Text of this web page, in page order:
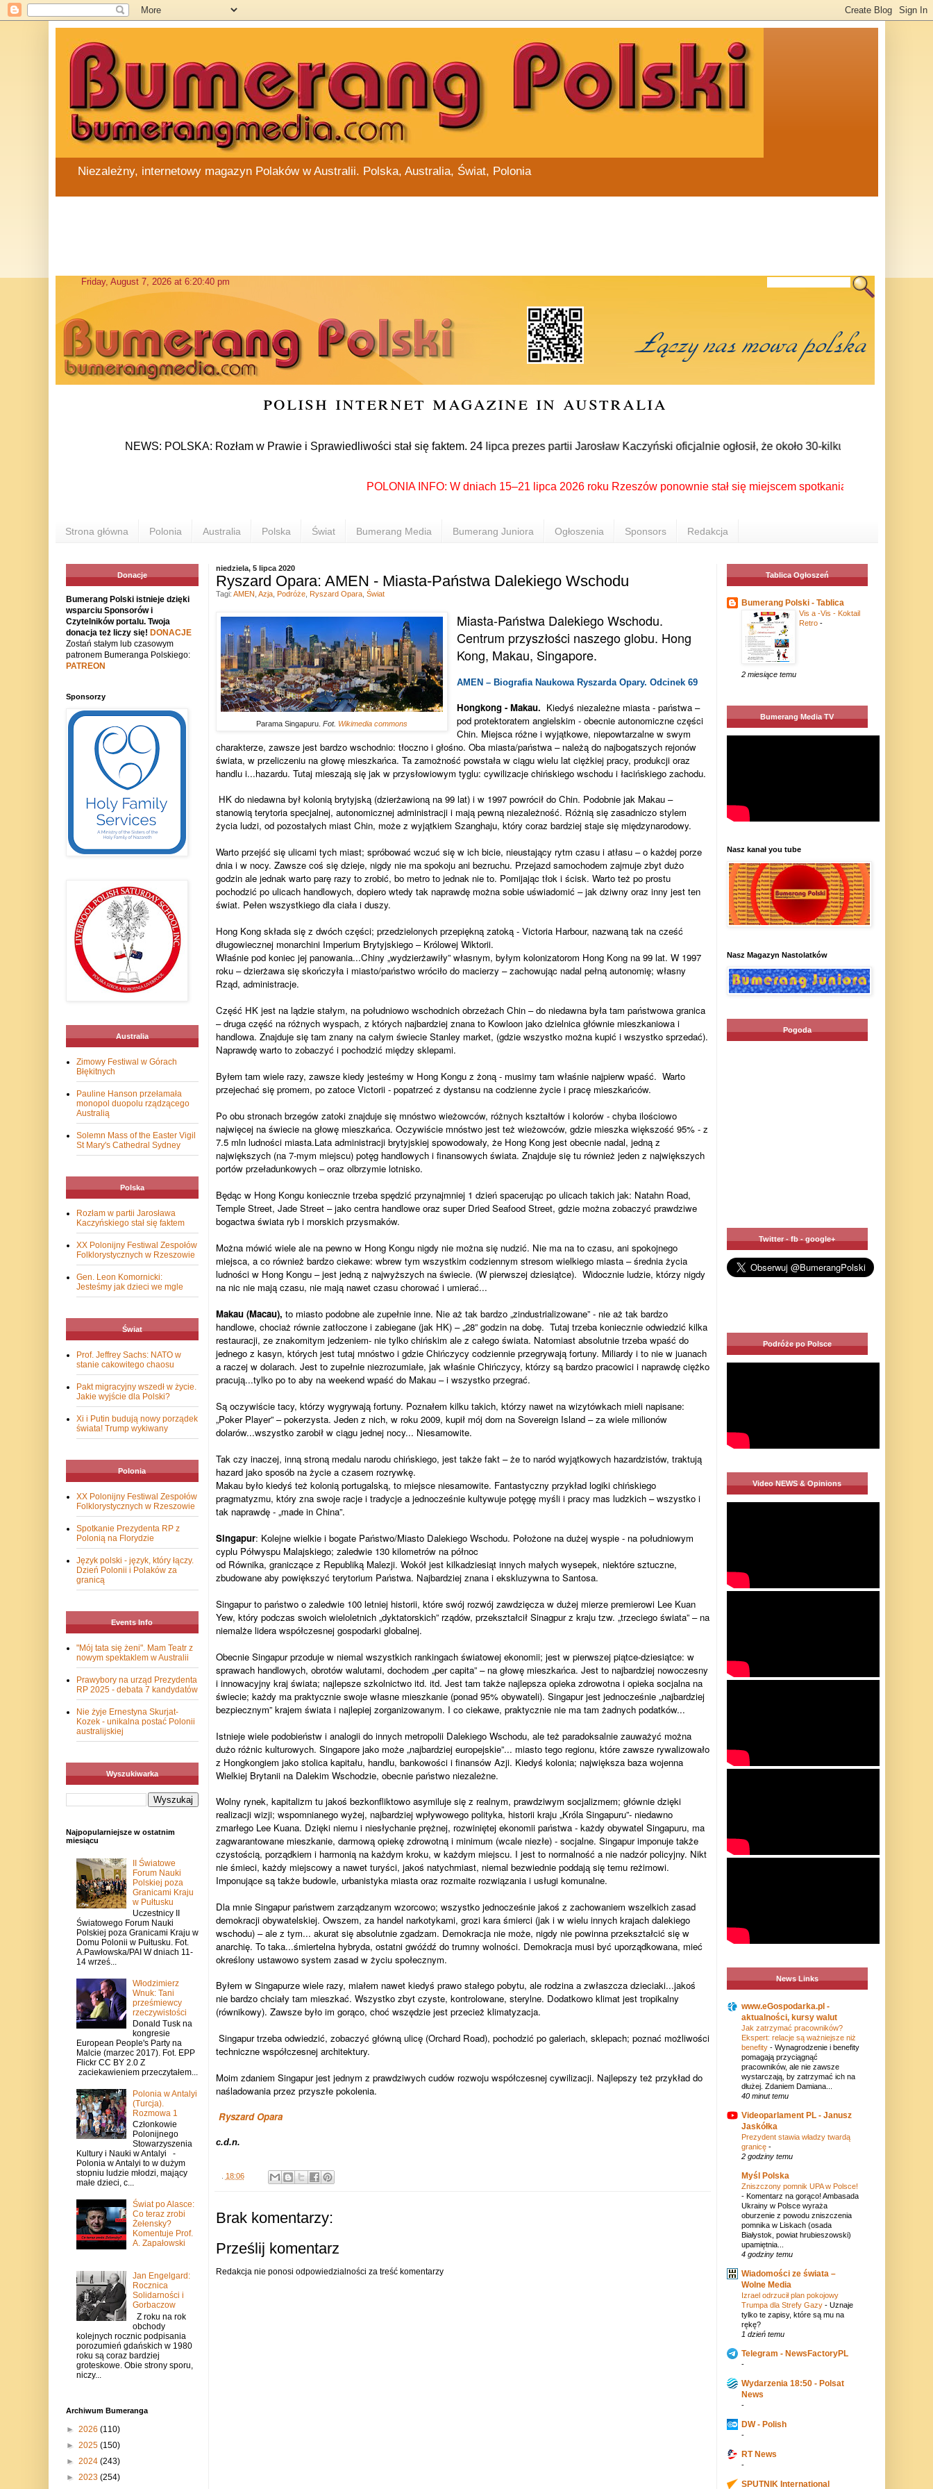
Niezależny, internetowy magazyn Polaków w Australii. Polska, Australia, Świat, Polonia
polish internet magazine in australia
NEWS: POLSKA: Rozłam w Prawie i Sprawiedliwości stał się faktem. 24 lipca prezes partii Jarosław Kaczyński oficjalnie ogłosił, że około 30-kilku posłów
POLONIA INFO: W dniach 15–21 lipca 2026 roku Rzeszów ponownie stał się miejscem spotkania Polonii z
Strona główna Polonia Australia Polska Świat Bumerang Media Bumerang Juniora Ogłoszenia Sponsors Redakcja
niedziela, 5 lipca 2020
Ryszard Opara: AMEN - Miasta-Państwa Dalekiego Wschodu
Parama Singapuru. Fot. Wikimedia commons
Miasta-Państwa Dalekiego Wschodu.
Centrum przyszłości naszego globu. Hong
Kong, Makau, Singapore.
AMEN – Biografia Naukowa Ryszarda Opary. Odcinek 69
Hongkong - Makau. Kiedyś niezależne miasta - państwa –
pod protektoratem angielskim - obecnie autonomiczne części
Chin. Miejsca różne i wyjątkowe, niepowtarzalne w swym
charakterze, zawsze jest bardzo wschodnio: tłoczno i głośno. Oba miasta/państwa – należą do najbogatszych rejonów
świata, w przeliczeniu na głowę mieszkańca. Ta zamożność powstała w ciągu wielu lat ciężkiej pracy, produkcji oraz
handlu i...hazardu. Tutaj mieszają się jak w przysłowiowym tyglu: cywilizacje chińskiego wschodu i łacińskiego zachodu.
HK do niedawna był kolonią brytyjską (dzierżawioną na 99 lat) i w 1997 powrócił do Chin. Podobnie jak Makau –
stanowią terytoria specjalnej, autonomicznej administracji i mają pewną niezależność. Różnią się zasadniczo stylem
życia ludzi, od pozostałych miast Chin, może z wyjątkiem Szanghaju, który coraz bardziej staje się międzynarodowy.
Warto przejść się ulicami tych miast; spróbować wczuć się w ich bicie, nieustający rytm czasu i atłasu – o każdej porze
dnia i w nocy. Zawsze coś się dzieje, nigdy nie ma spokoju ani bezruchu. Przejazd samochodem zajmuje zbyt dużo
godzin ale jednak warto parę razy to zrobić, bo metro to jednak nie to. Pomijając tłok i ścisk. Warto też po prostu
pochodzić po ulicach handlowych, dopiero wtedy tak naprawdę można sobie uświadomić – jak dziwny oraz inny jest ten
świat. Pełen wszystkiego dla ciała i duszy.
Hong Kong składa się z dwóch części; przedzielonych przepiękną zatoką - Victoria Harbour, nazwaną tak na cześć
długowiecznej monarchini Imperium Brytyjskiego – Królowej Wiktorii.
Właśnie pod koniec jej panowania...Chiny „wydzierżawiły” własnym, byłym kolonizatorom Hong Kong na 99 lat. W 1997
roku – dzierżawa się skończyła i miasto/państwo wróciło do macierzy – zachowując nadal pełną autonomię; własny
Rząd, administracje.
Część HK jest na lądzie stałym, na południowo wschodnich obrzeżach Chin – do niedawna była tam państwowa granica
– druga część na różnych wyspach, z których najbardziej znana to Kowloon jako dzielnica głównie mieszkaniowa i
handlowa. Znajduje się tam znany na całym świecie Stanley market, (gdzie wszystko można kupić i wszystko sprzedać).
Naprawdę warto to zobaczyć i pochodzić między sklepami.
Byłem tam wiele razy, zawsze kiedy jesteśmy w Hong Kongu z żoną - musimy tam właśnie najpierw wpaść. Warto
przejechać się promem, po zatoce Victorii - popatrzeć z dystansu na codzienne życie i pracę mieszkańców.
Po obu stronach brzegów zatoki znajduje się mnóstwo wieżowców, różnych kształtów i kolorów - chyba ilościowo
najwięcej na świecie na głowę mieszkańca. Oczywiście mnóstwo jest też wieżowców, gdzie mieszka większość 95% - z
7.5 mln ludności miasta.Lata administracji brytyjskiej spowodowały, że Hong Kong jest obecnie nadal, jedną z
największych (na 7-mym miejscu) potęg handlowych i finansowych świata. Znajduje się tu również jeden z największych
portów przeładunkowych – oraz olbrzymie lotnisko.
Będąc w Hong Kongu koniecznie trzeba spędzić przynajmniej 1 dzień spacerując po ulicach takich jak: Natahn Road,
Temple Street, Jade Street – jako centra handlowe oraz super Dried Seafood Street, gdzie można zobaczyć prawdziwe
bogactwa świata ryb i morskich przysmaków.
Można mówić wiele ale na pewno w Hong Kongu nigdy nie można się nudzić. Nie ma na to czasu, ani spokojnego
miejsca, a co również bardzo ciekawe: wbrew tym wszystkim codziennym stresom wielkiego miasta – średnia życia
ludności w Hong Kongu – jest jedną z najwyższych na świecie. (W pierwszej dziesiątce). Widocznie ludzie, którzy nigdy
na nic nie mają czasu, nie mają nawet czasu chorować i umierać...
Makau (Macau), to miasto podobne ale zupełnie inne. Nie aż tak bardzo „zindustrializowane” - nie aż tak bardzo
handlowe, chociaż równie zatłoczone i zabiegane (jak HK) – „28” godzin na dobę. Tutaj trzeba koniecznie odwiedzić kilka
restauracji, ze znakomitym jedzeniem- nie tylko chińskim ale z całego świata. Natomiast absolutnie trzeba wpaść do
jednego z kasyn, których jest tutaj mnóstwo i gdzie Chińczycy codziennie przegrywają fortuny. Miliardy i to nie w juanach
a raczej w dolarach. Jest to zupełnie niezrozumiałe, jak właśnie Chińczycy, którzy są bardzo pracowici i naprawdę ciężko
pracują...tylko po to aby na weekend wpaść do Makau – i wszystko przegrać.
Są oczywiście tacy, którzy wygrywają fortuny. Poznałem kilku takich, którzy nawet na wizytówkach mieli napisane:
„Poker Player” – pokerzysta. Jeden z nich, w roku 2009, kupił mój dom na Sovereign Island – za wiele milionów
dolarów...wszystko zarobił w ciągu jednej nocy... Niesamowite.
Tak czy inaczej, inną stroną medalu narodu chińskiego, jest także fakt – że to naród wyjątkowych hazardzistów, traktują
hazard jako sposób na życie a czasem rozrywkę.
Makau było kiedyś też kolonią portugalską, to miejsce niesamowite. Fantastyczny przykład logiki chińskiego
pragmatyzmu, który zna swoje racje i tradycje a jednocześnie kultywuje potęgę myśli i pracy mas ludzkich – wszystko i
tak naprawdę - „made in China”.
Singapur: Kolejne wielkie i bogate Państwo/Miasto Dalekiego Wschodu. Położone na dużej wyspie - na południowym
cyplu Półwyspu Malajskiego; zaledwie 130 kilometrów na północ
od Równika, graniczące z Republiką Malezji. Wokół jest kilkadziesiąt innych małych wysepek, niektóre sztuczne,
zbudowane aby powiększyć terytorium Państwa. Najbardziej znana i ekskluzywna to Santosa.
Singapur to państwo o zaledwie 100 letniej historii, które swój rozwój zawdzięcza w dużej mierze premierowi Lee Kuan
Yew, który podczas swoich wieloletnich „dyktatorskich” rządów, przekształcił Sinagpur z kraju tzw. „trzeciego świata” – na
niemalże lidera współczesnej gospodarki globalnej.
Obecnie Singapur przoduje w niemal wszystkich rankingach światowej ekonomii; jest w pierwszej piątce-dziesiątce: w
sprawach handlowych, obrotów walutami, dochodem „per capita” – na głowę mieszkańca. Jest to najbardziej nowoczesny
i innowacyjny kraj świata; najlepsze szkolnictwo itd. itd. Jest tam także najlepsza opieka zdrowotna i opieka socjalna na
świecie; każdy ma praktycznie swoje własne mieszkanie (ponad 95% obywateli). Singapur jest jednocześnie „najbardziej
bezpiecznym” krajem świata i najlepiej zorganizowanym. I co ciekawe, praktycznie nie ma tam żadnych podatków...
Istnieje wiele podobieństw i analogii do innych metropolii Dalekiego Wschodu, ale też paradoksalnie zauważyć można
dużo różnic kulturowych. Singapore jako może „najbardziej europejskie”... miasto tego regionu, które zawsze rywalizowało
z Hongkongiem jako stolica kapitału, handlu, bankowości i finansów Azji. Kiedyś kolonia; największa baza wojenna
Wielkiej Brytanii na Dalekim Wschodzie, obecnie państwo niezależne.
Wolny rynek, kapitalizm tu jakoś bezkonfliktowo asymiluje się z realnym, prawdziwym socjalizmem; głównie dzięki
realizacji wizji; wspomnianego wyżej, najbardziej wpływowego polityka, historii kraju „Króla Singapuru”- niedawno
zmarłego Lee Kuana. Dzięki niemu i niesłychanie prężnej, rozwiniętej ekonomii państwa - każdy obywatel Singapuru, ma
zagwarantowane mieszkanie, darmową opiekę zdrowotną i minimum (wcale niezłe) - socjalne. Singapur imponuje także
czystością, porządkiem i harmonią na każdym kroku, w każdym miejscu. I jest to normalność a nie nadzór policyjny. Nikt
nie śmieci, każdy miejscowy a nawet turyści, jakoś natychmiast, niemal bezwiednie poddają się temu reżimowi.
Imponujące są także budowle, urbanistyka miasta oraz rozmaite rozwiązania i usługi komunalne.
Dla mnie Singapur państwem zarządzanym wzorcowo; wszystko jednocześnie jakoś z zachowaniem wszelkich zasad
demokracji obywatelskiej. Owszem, za handel narkotykami, grozi kara śmierci (jak i w wielu innych krajach dalekiego
wschodu) – ale z tym... akurat się absolutnie zgadzam. Demokracja nie może, nigdy nie powinna przekształcić się w
anarchię. To taka...śmiertelna hybryda, ostatni gwóźdź do trumny wolności. Demokracja musi być uporządkowana, mieć
określony ustawowo system zasad w życiu społecznym.
Byłem w Singapurze wiele razy, miałem nawet kiedyś prawo stałego pobytu, ale rodzina a zwłaszcza dzieciaki...jakoś
nie bardzo chciały tam mieszkać. Wszystko zbyt czyste, kontrolowane, sterylne. Dodatkowo klimat jest tropikalny
(równikowy). Zawsze było im gorąco, choć wszędzie jest przecież klimatyzacja.
Singapur trzeba odwiedzić, zobaczyć główną ulicę (Orchard Road), pochodzić po galeriach, sklepach; poznać możliwości
techniczne współczesnej architektury.
Moim zdaniem Singapur jest jednym z prawdziwych cudów rozwoju współczesnej cywilizacji. Najlepszy też przykład do
naśladowania przez przyszłe pokolenia.
Ryszard Opara
c.d.n.
. 18:06
Tagi: AMEN Azja, Podróże, Ryszard Opara, Świat
Brak komentarzy:
Prześlij komentarz
Redakcja nie ponosi odpowiedzialności za treść komentarzy
Donacje
Bumerang Polski istnieje dzięki
wsparciu Sponsorów i
Czytelników portalu. Twoja
donacja też liczy się! DONACJE
Zostań stałym lub czasowym
patronem Bumeranga Polskiego:
PATREON
Sponsorzy
Australia
Zimowy Festiwal w Górach
Błękitnych
Pauline Hanson przełamała
monopol duopolu rządzącego
Australią
Solemn Mass of the Easter Vigil
St Mary's Cathedral Sydney
Polska
Rozłam w partii Jarosława
Kaczyńskiego stał się faktem
XX Polonijny Festiwal Zespołów
Folklorystycznych w Rzeszowie
Gen. Leon Komornicki:
Jesteśmy jak dzieci we mgle
Świat
Prof. Jeffrey Sachs: NATO w
stanie cakowitego chaosu
Pakt migracyjny wszedł w życie.
Jakie wyjście dla Polski?
Xi i Putin budują nowy porządek
świata! Trump wykiwany
Polonia
XX Polonijny Festiwal Zespołów
Folklorystycznych w Rzeszowie
Spotkanie Prezydenta RP z
Polonią na Florydzie
Język polski - język, który łączy.
Dzień Polonii i Polaków za
granicą
Events Info
"Mój tata się żeni". Mam Teatr z
nowym spektaklem w Australii
Prawybory na urząd Prezydenta
RP 2025 - debata 7 kandydatów
Nie żyje Ernestyna Skurjat-
Kozek - unikalna postać Polonii
australijskiej
Wyszukiwarka
Najpopularniejsze w ostatnim
miesiącu
II Światowe
Forum Nauki
Polskiej poza
Granicami Kraju
w Pułtusku
Uczestnicy II
Światowego Forum Nauki
Polskiej poza Granicami Kraju w
Domu Polonii w Pułtusku. Fot.
A.Pawłowska/PAI W dniach 11-
14 wrześ...
Włodzimierz
Wnuk: Tani
prześmiewcy
rzeczywistości
Donald Tusk na
kongresie
European People's Party na
Malcie (marzec 2017). Fot. EPP
Flickr CC BY 2.0 Z
zaciekawieniem przeczytałem...
Polonia w Antalyi
(Turcja).
Rozmowa 1
Członkowie
Polonijnego
Stowarzyszenia
Kultury i Nauki w Antalyi -
Polonia w Antalyi to w dużym
stopniu ludzie młodzi, mający
małe dzieci, c...
Świat po Alasce:
Co teraz zrobi
Żełensky?
Komentuje Prof.
A. Zapałowski
Jan Engelgard:
Rocznica
Solidarności i
Gorbaczow
Z roku na rok
obchody
kolejnych rocznic podpisania
porozumień gdańskich w 1980
roku są coraz bardziej
groteskowe. Obie strony sporu,
niczy...
Archiwum Bumeranga
► 2026 (110)
► 2025 (150)
► 2024 (243)
► 2023 (254)
Tablica Ogłoszeń
Bumerang Polski - Tablica
Vis a -Vis - Koktail
Retro -
2 miesiące temu
Bumerang Media TV
Nasz kanał you tube
Nasz Magazyn Nastolatków
Pogoda
Twitter - fb - google+
Podróże po Polsce
Video NEWS & Opinions
News Links
www.eGospodarka.pl -
aktualności, kursy walut
Jak zatrzymać pracowników?
Ekspert: relacje są ważniejsze niż
benefity - Wynagrodzenie i benefity
pomagają przyciągnąć
pracowników, ale nie zawsze
wystarczają, by zatrzymać ich na
dłużej. Zdaniem Damiana...
40 minut temu
Videoparlament PL - Janusz
Jaskółka
Prezydent stawia władzy twardą
granicę -
2 godziny temu
Myśl Polska
Zniszczony pomnik UPA w Polsce!
- Komentarz na gorąco! Ambasada
Ukrainy w Polsce wyraża
oburzenie z powodu zniszczenia
pomnika w Liskach (osada
Białystok, powiat hrubieszowski)
upamiętnia...
4 godziny temu
Wiadomości ze świata –
Wolne Media
Izrael odrzucił plan pokojowy
Trumpa dla Strefy Gazy - Uznaje
tylko te zapisy, które są mu na
rękę?
1 dzień temu
Telegram - NewsFactoryPL
-
Wydarzenia 18:50 - Polsat
News
-
DW - Polish
-
RT News
-
SPUTNIK International